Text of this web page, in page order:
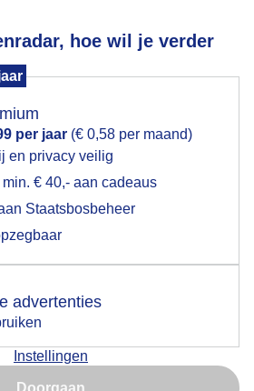
hoe wil je verder
per jaar (€ 0,58 per maand)
en privacy veilig
€ 40,- aan cadeaus
Staatsbosbeheer
advertenties
Instellingen
Doorgaan
in de Arkemheenpolder bij
gebruiken voor het
geen akkoord op hebt gegeven,
pop-up uit je browser waarin
toon de popup
misschien later